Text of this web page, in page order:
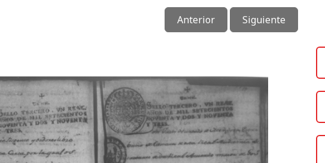
Anterior Siguiente